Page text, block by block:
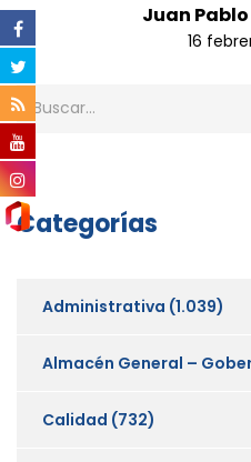
Juan
16
Categorías
Administrativa (1.039)
Almacén General –
Calidad (732)